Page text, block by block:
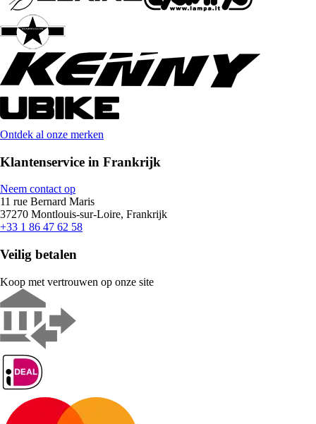
Ontdek al onze merken
Klantenservice in Frankrijk
Neem contact op
11 rue Bernard Maris
37270 Montlouis-sur-Loire, Frankrijk
+33 1 86 47 62 58
Veilig betalen
Koop met vertrouwen op onze site